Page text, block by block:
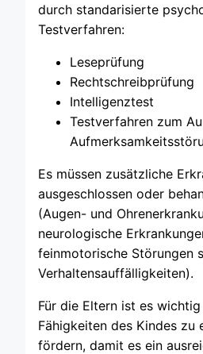
durch standarisierte
Testverfahren:
Leseprüfung
Rechtschreibprüfung
Intelligenztest
Testverfahren zum
Es müssen zusätzliche
ausgeschlossen oder
(Augen- und
neurologische
feinmotorische Störungen
Verhaltensauffälligkeiten).
Für die Eltern ist es
Fähigkeiten des Kindes zu
fördern, damit es ein